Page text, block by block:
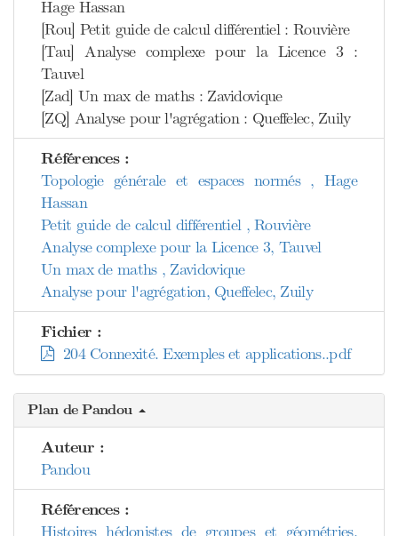
Hage Hassan
[Rou] Petit guide de calcul différentiel : Rouvière
[Tau] Analyse complexe pour la Licence 3 :
Tauvel
[Zad] Un max de maths : Zavidovique
[ZQ] Analyse pour l'agrégation : Queffelec, Zuily
Références :
Topologie générale et espaces normés , Hage
Hassan
Petit guide de calcul différentiel , Rouvière
Analyse complexe pour la Licence 3, Tauvel
Un max de maths , Zavidovique
Analyse pour l'agrégation, Queffelec, Zuily
Fichier :
204 Connexité. Exemples et applications..pdf
Plan de Pandou
Auteur :
Pandou
Références :
Histoires hédonistes de groupes et géométries,